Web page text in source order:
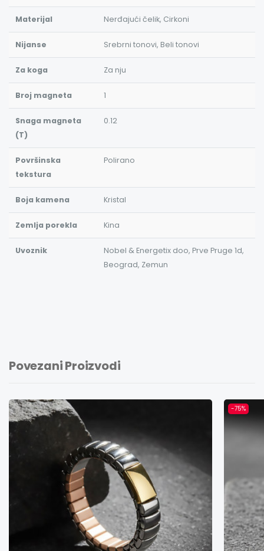
Materijal Nerđajući čelik, Cirkoni
Nijanse Srebrni tonovi, Beli tonovi
Za koga Za nju
Broj magneta 1
Snaga magneta
(T)
0.12
Površinska
tekstura
Polirano
Boja kamena Kristal
Zemlja porekla Kina
Uvoznik
Nobel & Energetix doo, Prve Pruge 1d,
Beograd, Zemun
Povezani Proizvodi
-75%